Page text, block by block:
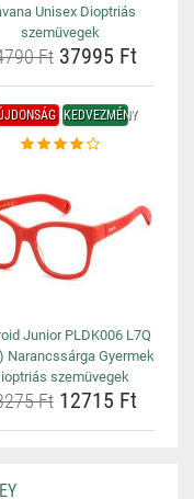
Unisex Dioptriás
szemüvegek
Ft37995 Ft
KEDVEZMÉNY
Junior PLDK006 L7Q
Narancssárga Gyermek
szemüvegek
Ft12715 Ft